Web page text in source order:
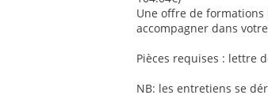
Une offre de
accompagner dans
Pièces requises : lettre
NB: les entretiens se